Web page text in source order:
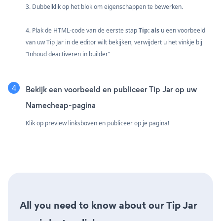
3. Dubbelklik op het blok om eigenschappen te bewerken.
4. Plak de HTML-code van de eerste stapTip: als u een voorbeeld
van uw Tip Jar in de editor wilt bekijken, verwijdert u het vinkje bij
“Inhoud deactiveren in builder”
Bekijk een voorbeeld en publiceer Tip Jar op uw
Namecheap-pagina
Klik op preview linksboven en publiceer op je pagina!
All you need to know about our Tip Jar